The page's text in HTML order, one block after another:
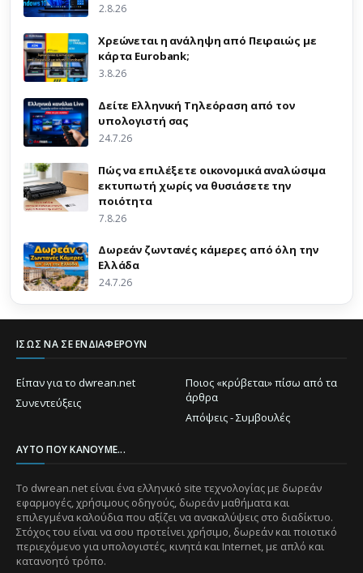
2.8.26
Χρεώνεται η ανάληψη από Πειραιώς με
κάρτα Eurobank;
3.8.26
Δείτε Ελληνική Τηλεόραση από τον
υπολογιστή σας
24.7.26
Πώς να επιλέξετε οικονομικά αναλώσιμα
εκτυπωτή χωρίς να θυσιάσετε την
ποιότητα
7.8.26
Δωρεάν ζωντανές κάμερες από όλη την
Ελλάδα
24.7.26
ΊΣΩΣ ΝΑ ΣΕ ΕΝΔΙΑΦΈΡΟΥΝ
Είπαν για το dwrean.net
Ποιος «κρύβεται» πίσω από τα
άρθρα
Συνεντεύξεις
Απόψεις - Συμβουλές
ΑΥΤΌ ΠΟΥ ΚΆΝΟΥΜΕ...
Το dwrean.net είναι ένα ελληνικό site τεχνολογίας με δωρεάν
εφαρμογές, χρήσιμους οδηγούς, δωρεάν μαθήματα και
επιλεγμένα καλούδια που αξίζει να ανακαλύψεις στο διαδίκτυο.
Στόχος του είναι να σου προτείνει χρήσιμο, δωρεάν και ποιοτικό
περιεχόμενο για υπολογιστές, κινητά και Internet, με απλό και
κατανοητό τρόπο.